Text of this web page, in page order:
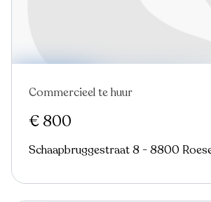
Nieuw
Commercieel te huur
€ 800
Schaapbruggestraat 8 - 8800